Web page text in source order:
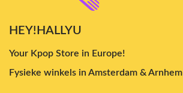
HEY!HALLYU
Your Kpop Store in Europe!
Fysieke winkels in Amsterdam & Arnhem